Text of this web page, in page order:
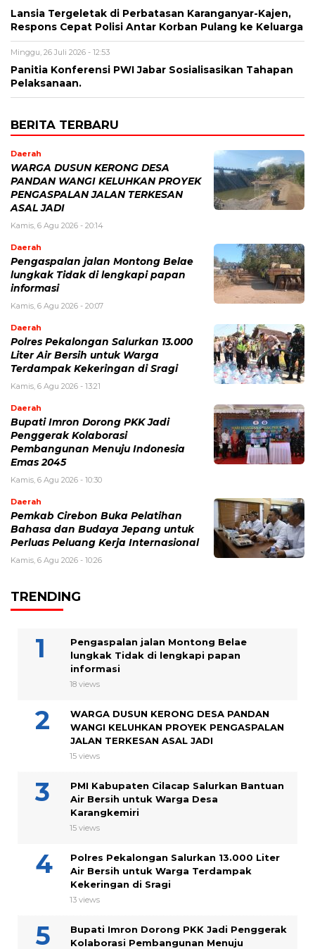
Lansia Tergeletak di Perbatasan Karanganyar-Kajen,
Respons Cepat Polisi Antar Korban Pulang ke Keluarga
Minggu, 26 Juli 2026 - 12:53
Panitia Konferensi PWI Jabar Sosialisasikan Tahapan
Pelaksanaan.
BERITA TERBARU
Daerah
WARGA DUSUN KERONG DESA
PANDAN WANGI KELUHKAN PROYEK
PENGASPALAN JALAN TERKESAN
ASAL JADI
Kamis, 6 Agu 2026 - 20:14
Daerah
Pengaspalan jalan Montong Belae
lungkak Tidak di lengkapi papan
informasi
Kamis, 6 Agu 2026 - 20:07
Daerah
Polres Pekalongan Salurkan 13.000
Liter Air Bersih untuk Warga
Terdampak Kekeringan di Sragi
Kamis, 6 Agu 2026 - 13:21
Daerah
Bupati Imron Dorong PKK Jadi
Penggerak Kolaborasi
Pembangunan Menuju Indonesia
Emas 2045
Kamis, 6 Agu 2026 - 10:30
Daerah
Pemkab Cirebon Buka Pelatihan
Bahasa dan Budaya Jepang untuk
Perluas Peluang Kerja Internasional
Kamis, 6 Agu 2026 - 10:26
TRENDING
Pengaspalan jalan Montong Belae
lungkak Tidak di lengkapi papan
informasi
18 views
WARGA DUSUN KERONG DESA PANDAN
WANGI KELUHKAN PROYEK PENGASPALAN
JALAN TERKESAN ASAL JADI
15 views
PMI Kabupaten Cilacap Salurkan Bantuan
Air Bersih untuk Warga Desa
Karangkemiri
15 views
Polres Pekalongan Salurkan 13.000 Liter
Air Bersih untuk Warga Terdampak
Kekeringan di Sragi
13 views
Bupati Imron Dorong PKK Jadi Penggerak
Kolaborasi Pembangunan Menuju